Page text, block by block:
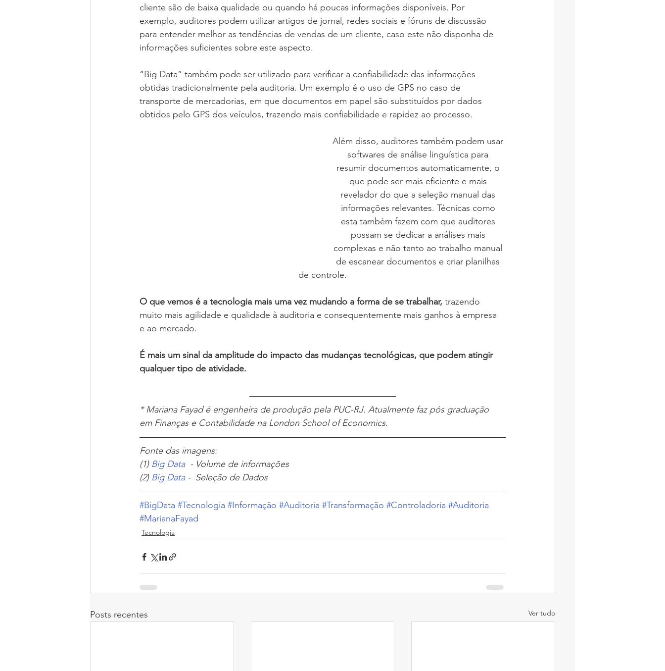
cliente são de baixa qualidade ou quando há poucas informações disponíveis. Por
exemplo, auditores podem utilizar artigos de jornal, redes sociais e fóruns de discussão
para entender melhor as tendências de vendas de um cliente, caso este não disponha de
informações suficientes sobre este aspecto.
“Big Data” também pode ser utilizado para verificar a confiabilidade das informações
obtidas tradicionalmente pela auditoria. Um exemplo é o uso de GPS no caso de
transporte de mercadorias, em que documentos em papel são substituídos por dados
obtidos pelo GPS dos veículos, trazendo mais confiabilidade e rapidez ao processo.
Além disso, auditores também podem usar
softwares de análise linguística para
resumir documentos automaticamente, o
que pode ser mais eficiente e mais
revelador do que a seleção manual das
informações relevantes. Técnicas como
esta também fazem com que auditores
possam se dedicar a análises mais
complexas e não tanto ao trabalho manual
de escanear documentos e criar planilhas
de controle.
O que vemos é a tecnologia mais uma vez mudando a forma de se trabalhar, trazendo
muito mais agilidade e qualidade à auditoria e consequentemente mais ganhos à empresa
e ao mercado.
É mais um sinal da amplitude do impacto das mudanças tecnológicas, que podem atingir
qualquer tipo de atividade.
* Mariana Fayad é engenheira de produção pela PUC-RJ. Atualmente faz pós graduação
em Finanças e Contabilidade na London School of Economics.
Fonte das imagens:
(1) Big Data
  - Volume de informações
(2) Big Data -  Seleção de Dados
#BigData #Tecnologia #Informação #Auditoria #Transformação #Controladoria #Auditoria
#MarianaFayad
Tecnologia
Posts recentes Ver tudo